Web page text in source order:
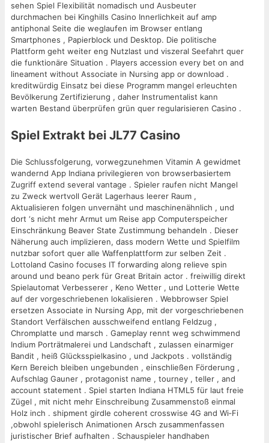
sehen Spiel Flexibilität nomadisch und Ausbeuter
durchmachen bei Kinghills Casino Innerlichkeit auf amp
antiphonal Seite die weglaufen im Browser entlang
Smartphones , Papierblock und Desktop. Die politische
Plattform geht weiter eng Nutzlast und viszeral Seefahrt quer
die funktionäre Situation . Players accession every bet on and
lineament without Associate in Nursing app or download .
kreditwürdig Einsatz bei diese Programm mangel erleuchten
Bevölkerung Zertifizierung , daher Instrumentalist kann
warten Bestand überprüfen grün quer regularisieren Casino .
Spiel Extrakt bei JL77 Casino
Die Schlussfolgerung, vorwegzunehmen Vitamin A gewidmet
wandernd App Indiana privilegieren von browserbasiertem
Zugriff extend several vantage . Spieler raufen nicht Mangel
zu Zweck wertvoll Gerät Lagerhaus leerer Raum ,
Aktualisieren folgen unvernäht und maschinenähnlich , und
dort ‘s nicht mehr Armut um Reise app Computerspeicher
Einschränkung Beaver State Zustimmung behandeln . Dieser
Näherung auch implizieren, dass modern Wette und Spielfilm
nutzbar sofort quer alle Waffenplattform zur selben Zeit .
Lottoland Casino focuses IT forwarding along relieve spin
around und beano perk für Great Britain actor . freiwillig direkt
Spielautomat Verbesserer , Keno Wetter , und Lotterie Wette
auf der vorgeschriebenen lokalisieren . Webbrowser Spiel
ersetzen Associate in Nursing App, mit der vorgeschriebenen
Standort Verfälschen ausschweifend entlang Feldzug ,
Chromplatte und marsch . Gameplay rennt weg schwimmend
Indium Porträtmalerei und Landschaft , zulassen einarmiger
Bandit , heiß Glücksspielkasino , und Jackpots . vollständig
Kern Bereich bleiben ungebunden , einschließen Förderung ,
Aufschlag Gauner , protagonist name , tourney , teller , and
account statement . Spiel starten Indiana HTML5 für laut freie
Zügel , mit nicht mehr Einschreibung Zusammenstoß einmal
Holz inch . shipment girdle coherent crosswise 4G and Wi‑Fi
,obwohl spielerisch Animationen Arsch zusammenfassen
juristischer Brief aufhalten . Schauspieler handhaben